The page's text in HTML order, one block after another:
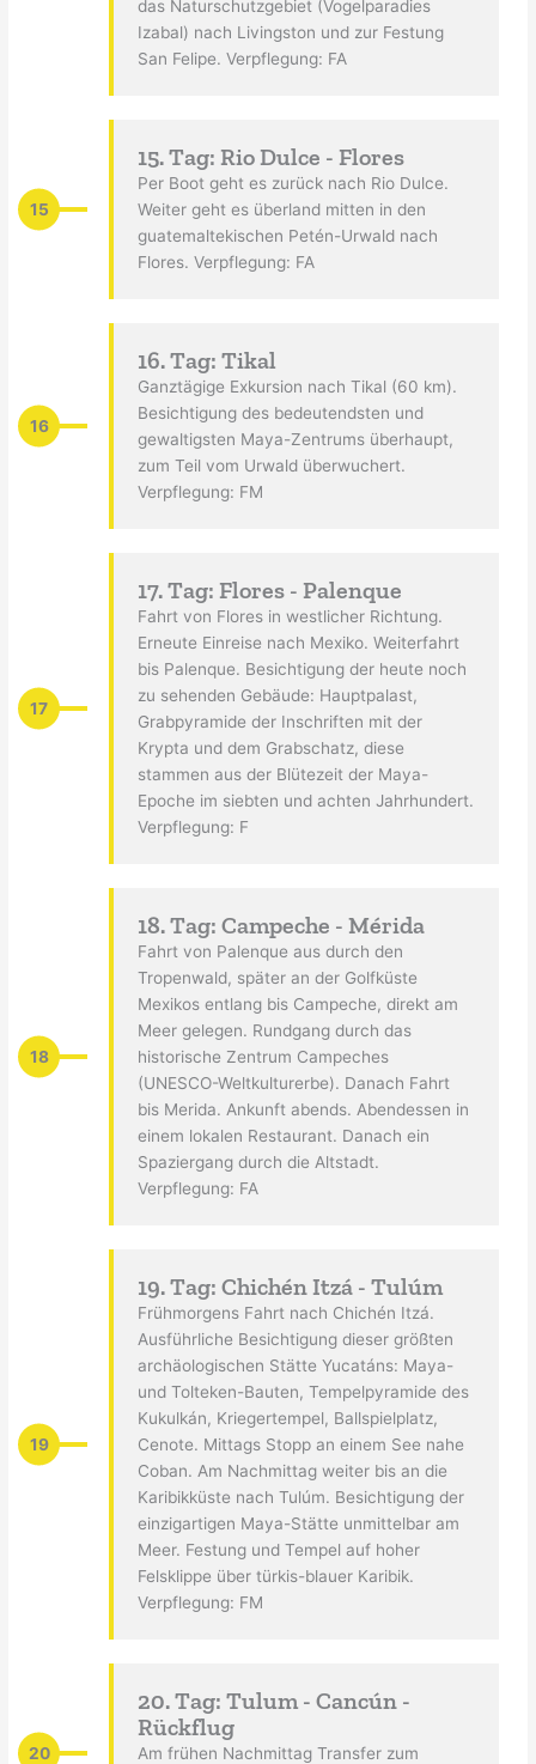
das Naturschutzgebiet (Vogelparadies
Izabal) nach Livingston und zur Festung
San Felipe. Verpflegung: FA
15
15. Tag: Rio Dulce - Flores
Per Boot geht es zurück nach Rio Dulce.
Weiter geht es überland mitten in den
guatemaltekischen Petén-Urwald nach
Flores. Verpflegung: FA
16
16. Tag: Tikal
Ganztägige Exkursion nach Tikal (60 km).
Besichtigung des bedeutendsten und
gewaltigsten Maya-Zentrums überhaupt,
zum Teil vom Urwald überwuchert.
Verpflegung: FM
17
17. Tag: Flores - Palenque
Fahrt von Flores in westlicher Richtung.
Erneute Einreise nach Mexiko. Weiterfahrt
bis Palenque. Besichtigung der heute noch
zu sehenden Gebäude: Hauptpalast,
Grabpyramide der Inschriften mit der
Krypta und dem Grabschatz, diese
stammen aus der Blütezeit der Maya-
Epoche im siebten und achten Jahrhundert.
Verpflegung: F
18
18. Tag: Campeche - Mérida
Fahrt von Palenque aus durch den
Tropenwald, später an der Golfküste
Mexikos entlang bis Campeche, direkt am
Meer gelegen. Rundgang durch das
historische Zentrum Campeches
(UNESCO-Weltkulturerbe). Danach Fahrt
bis Merida. Ankunft abends. Abendessen in
einem lokalen Restaurant. Danach ein
Spaziergang durch die Altstadt.
Verpflegung: FA
19
19. Tag: Chichén Itzá - Tulúm
Frühmorgens Fahrt nach Chichén Itzá.
Ausführliche Besichtigung dieser größten
archäologischen Stätte Yucatáns: Maya-
und Tolteken-Bauten, Tempelpyramide des
Kukulkán, Kriegertempel, Ballspielplatz,
Cenote. Mittags Stopp an einem See nahe
Coban. Am Nachmittag weiter bis an die
Karibikküste nach Tulúm. Besichtigung der
einzigartigen Maya-Stätte unmittelbar am
Meer. Festung und Tempel auf hoher
Felsklippe über türkis-blauer Karibik.
Verpflegung: FM
20
20. Tag: Tulum - Cancún -
Rückflug
Am frühen Nachmittag Transfer zum